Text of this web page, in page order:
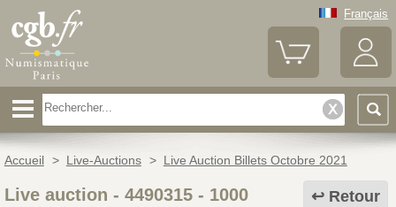
Français
Accueil > Live-Auctions > Live Auction Billets Octobre 2021
Retour
Live auction - 4490315- 1000